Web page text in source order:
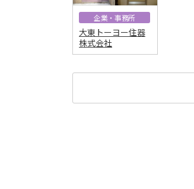
企業・事務所
大東トーヨー住器
株式会社